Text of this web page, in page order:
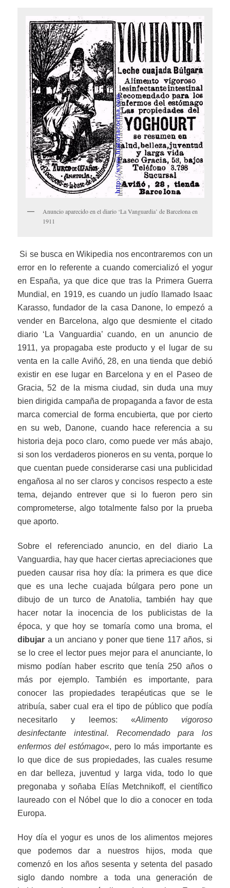
Anuncio aparecido en el diario ‘La Vanguardia’ de Barcelona en
1911
Si se busca en Wikipedia nos encontraremos con un
error en lo referente a cuando comercializó el yogur
en España, ya que dice que tras la Primera Guerra
Mundial, en 1919, es cuando un judío llamado Isaac
Karasso, fundador de la casa Danone, lo empezó a
vender en Barcelona, algo que desmiente el citado
diario ‘La Vanguardia’ cuando, en un anuncio de
1911, ya propagaba este producto y el lugar de su
venta en la calle Aviñó, 28, en una tienda que debió
existir en ese lugar en Barcelona y en el Paseo de
Gracia, 52 de la misma ciudad, sin duda una muy
bien dirigida campaña de propaganda a favor de esta
marca comercial de forma encubierta, que por cierto
en su web, Danone, cuando hace referencia a su
historia deja poco claro, como puede ver más abajo,
si son los verdaderos pioneros en su venta, porque lo
que cuentan puede considerarse casi una publicidad
engañosa al no ser claros y concisos respecto a este
tema, dejando entrever que si lo fueron pero sin
comprometerse, algo totalmente falso por la prueba
que aporto.
Sobre el referenciado anuncio, en del diario La
Vanguardia, hay que hacer ciertas apreciaciones que
pueden causar risa hoy día: la primera es que dice
que es una leche cuajada búlgara pero pone un
dibujo de un turco de Anatolia, también hay que
hacer notar la inocencia de los publicistas de la
época, y que hoy se tomaría como una broma, el
dibujar a un anciano y poner que tiene 117 años, si
se lo cree el lector pues mejor para el anunciante, lo
mismo podían haber escrito que tenía 250 años o
más por ejemplo. También es importante, para
conocer las propiedades terapéuticas que se le
atribuía, saber cual era el tipo de público que podía
necesitarlo y leemos: «Alimento vigoroso
desinfectante intestinal. Recomendado para los
enfermos del estómago«, pero lo más importante es
lo que dice de sus propiedades, las cuales resume
en dar belleza, juventud y larga vida, todo lo que
pregonaba y soñaba Elías Metchnikoff, el científico
laureado con el Nóbel que lo dio a conocer en toda
Europa.
Hoy día el yogur es unos de los alimentos mejores
que podemos dar a nuestros hijos, moda que
comenzó en los años sesenta y setenta del pasado
siglo dando nombre a toda una generación de